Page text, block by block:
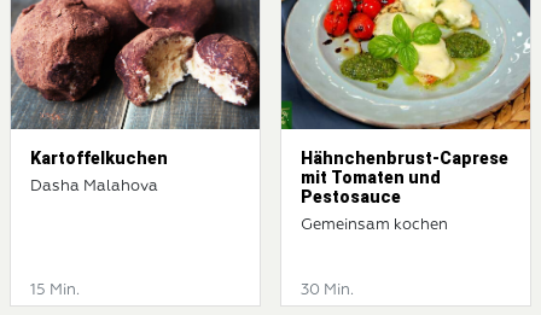
Kartoffelkuchen
Dasha Malahova
15 Min.
Hähnchenbrust-Caprese
mit Tomaten und
Pestosauce
Gemeinsam kochen
30 Min.